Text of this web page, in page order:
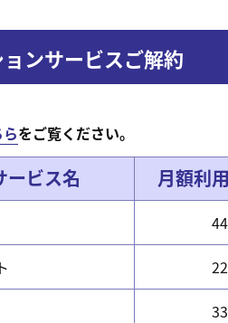
ンサービスご解約
をご覧ください。
ービス名 月額利